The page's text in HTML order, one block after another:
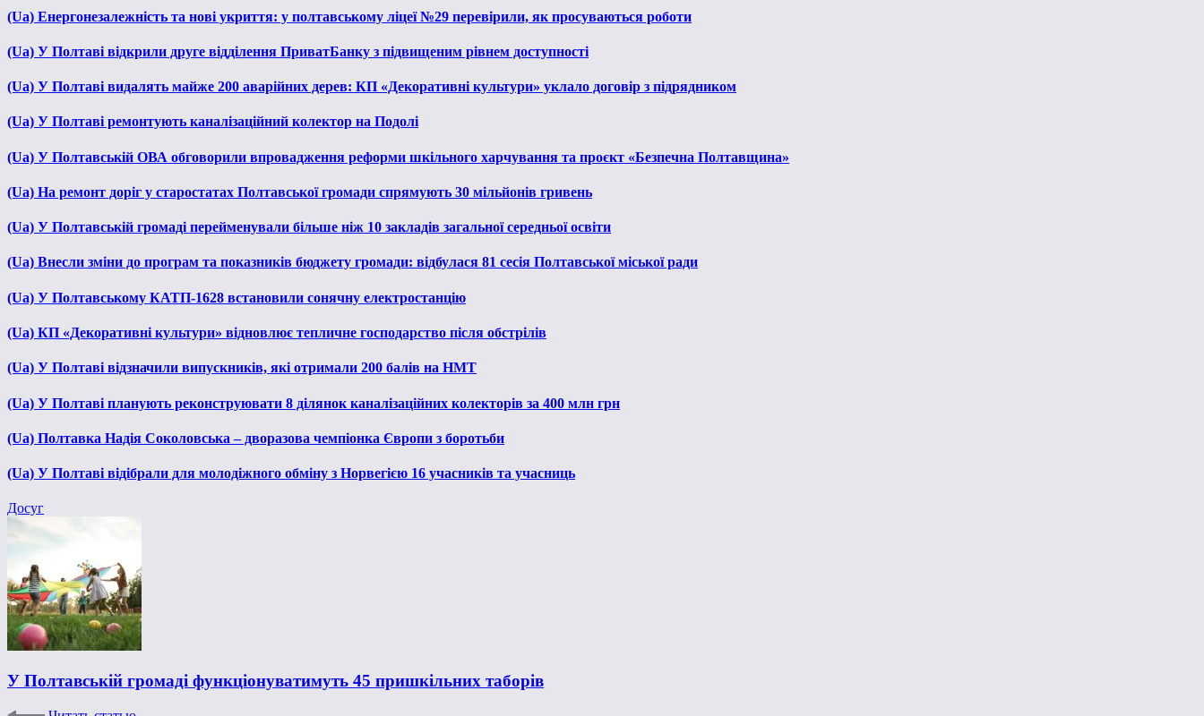
(Ua) Енергонезалежність та нові укриття: у полтавському ліцеї №29 перевірили, як просуваються роботи
(Ua) У Полтаві відкрили друге відділення ПриватБанку з підвищеним рівнем доступності
(Ua) У Полтаві видалять майже 200 аварійних дерев: КП «Декоративні культури» уклало договір з підрядником
(Ua) У Полтаві ремонтують каналізаційний колектор на Подолі
(Ua) У Полтавській ОВА обговорили впровадження реформи шкільного харчування та проєкт «Безпечна Полтавщина»
(Ua) На ремонт доріг у старостатах Полтавської громади спрямують 30 мільйонів гривень
(Ua) У Полтавській громаді перейменували більше ніж 10 закладів загальної середньої освіти
(Ua) Внесли зміни до програм та показників бюджету громади: відбулася 81 сесія Полтавської міської ради
(Ua) У Полтавському КАТП-1628 встановили сонячну електростанцію
(Ua) КП «Декоративні культури» відновлює тепличне господарство після обстрілів
(Ua) У Полтаві відзначили випускників, які отримали 200 балів на НМТ
(Ua) У Полтаві планують реконструювати 8 ділянок каналізаційних колекторів за 400 млн грн
(Ua) Полтавка Надія Соколовська – дворазова чемпіонка Європи з боротьби
(Ua) У Полтаві відібрали для молодіжного обміну з Норвегією 16 учасників та учасниць
Досуг
У Полтавській громаді функціонуватимуть 45 пришкільних таборів